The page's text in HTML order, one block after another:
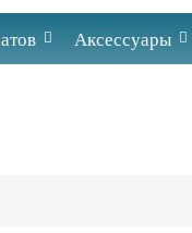
Аксессуары